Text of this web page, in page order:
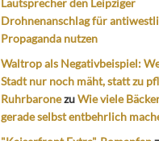
Lautsprecher den Leipziger
Drohnenanschlag für
Propaganda nutzen
Waltrop als Negativbeispiel:
Stadt nur noch mäht, statt zu
RuhrbaronezuWie viele
gerade selbst entbehrlich